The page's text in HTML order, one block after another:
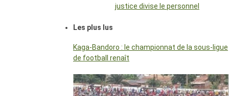
justice divise le personnel
Les plus lus
Kaga-Bandoro : le championnat de la sous-ligue
de football renaît